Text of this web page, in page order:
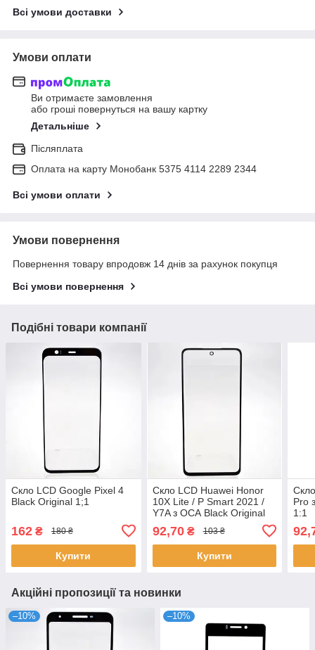
Всі умови доставки
Умови оплати
Ви отримаєте замовлення
або гроші повернуться на вашу картку
Детальніше
Післяплата
Оплата на карту Монобанк 5375 4114 2289 2344
Всі умови оплати
Умови повернення
Повернення товару впродовж 14 днів за рахунок покупця
Всі умови повернення
Подібні товари компанії
Скло LCD Google Pixel 4
Black Original 1;1
162 ₴ 180 ₴
Купити
Скло LCD Huawei Honor
10X Lite / P Smart 2021 /
Y7A з ОСА Black Original
92,70₴ 103 ₴
Купити
Pro
1:1
Акційні пропозиції та новинки
–10% –10%